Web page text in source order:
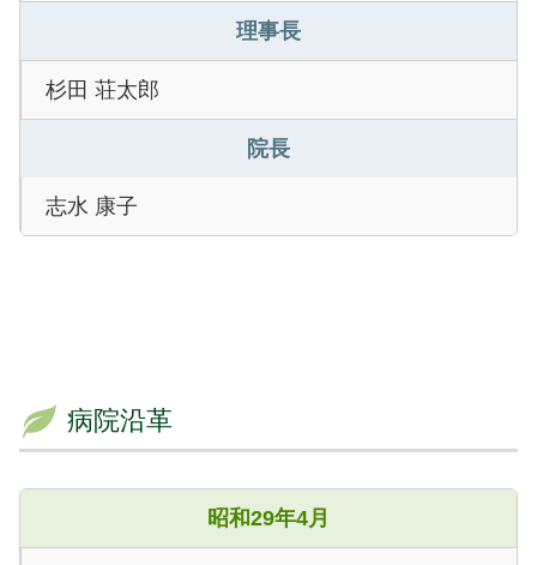
理事長
杉田 荘太郎
院長
志水 康子
病院沿革
昭和29年4月